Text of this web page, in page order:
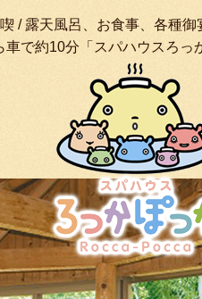
/ 露天風呂、お食事、各種御
で約10分「スパハウスろっ